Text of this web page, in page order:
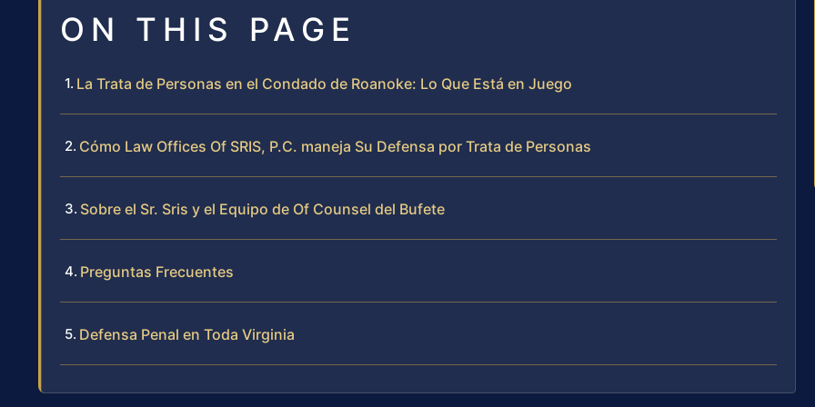
ON THIS PAGE
La Trata de Personas en el Condado de Roanoke: Lo Que Está en Juego
Cómo Law Offices Of SRIS, P.C. maneja Su Defensa por Trata de Personas
Sobre el Sr. Sris y el Equipo de Of Counsel del Bufete
Preguntas Frecuentes
Defensa Penal en Toda Virginia